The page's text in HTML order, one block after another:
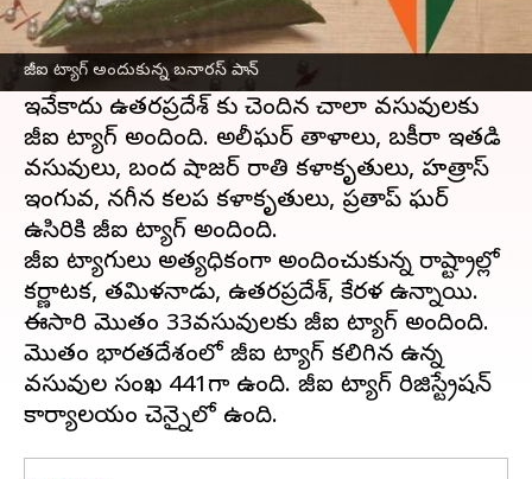
జీఐ ట్యాగ్ అందుకున్న బనారస్ పాన్
ఉత్తరప్రదేశ్ కు చెందిన బనారస్ పాన్, లాంగ్డా మామిడి
రకానికి ఏప్రిల్ 3వ తేదీన జియోగ్రాఫికల్ ఇండికేషన్
ట్యాగ్ దక్కింది.
ఇవేకాదు ఉత్తరప్రదేశ్ కు చెందిన చాలా వస్తువులకు
జీఐ ట్యాగ్ అందింది. అలీఘర్ తాళాలు, బకీరా ఇత్తడి
వస్తువులు, బంద షాజర్ రాతి కళాకృతులు, హత్రాస్
ఇంగువ, నగీన కలప కళాకృతులు, ప్రతాప్ ఘర్
ఉసిరికి జీఐ ట్యాగ్ అందింది.
జీఐ ట్యాగులు అత్యధికంగా అందించుకున్న రాష్ట్రాల్లో
కర్ణాటక, తమిళనాడు, ఉత్తరప్రదేశ్, కేరళ ఉన్నాయి.
ఈసారి మొత్తం 33వస్తువులకు జీఐ ట్యాగ్ అందింది.
మొత్తం భారతదేశంలో జీఐ ట్యాగ్ కలిగిన ఉన్న
వస్తువుల సంఖ 441గా ఉంది. జీఐ ట్యాగ్ రిజిస్ట్రేషన్